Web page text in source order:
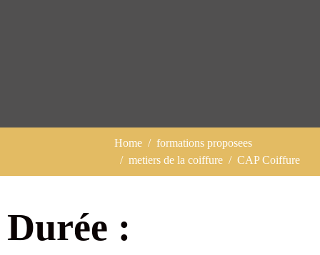
Home
formations proposees
metiers de la coiffure
CAP Coiffure
Durée :